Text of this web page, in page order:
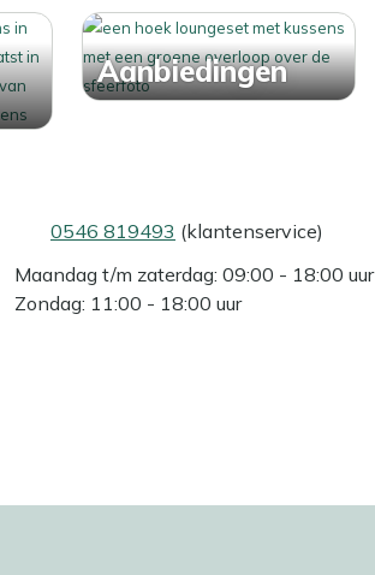
Aanbiedingen
0546 819493 (klantenservice)
Maandag t/m zaterdag: 09:00 - 18:00 uur
Zondag: 11:00 - 18:00 uur